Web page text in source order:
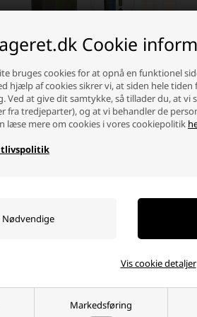
Cookie
bruges cookies for at opnå en funktionel
hjælp af cookies sikrer vi, at siden hele
Ved at give dit samtykke, så tillader du, at
fra tredjeparter), og at vi behandler de
læse mere om cookies i vores cookiepolitik
Markedsføring
Vis cookie detaljer
740 ml, Grøn
DKK
-Afsendesi morgen
-